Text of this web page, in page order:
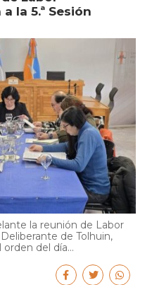
la 5.ª Sesión
la reunión de Labor
de Tolhuin,
del día...